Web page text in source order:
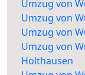
Umzug von
Umzug von
Umzug von
Umzug von
Holthausen